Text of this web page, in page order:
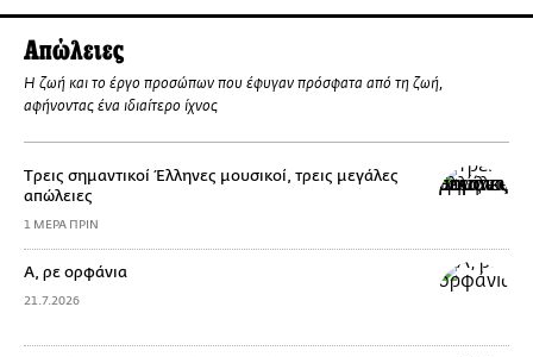
Απώλειες
Η ζωή και το έργο προσώπων που έφυγαν πρόσφατα από τη ζωή,
αφήνοντας ένα ιδιαίτερο ίχνος
Tρεις σημαντικοί Έλληνες μουσικοί, τρεις μεγάλες
απώλειες
1 ΜΕΡΑ ΠΡΙΝ
Α, ρε ορφάνια
21.7.2026